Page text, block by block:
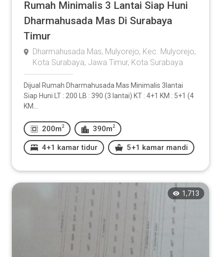
Rumah Minimalis 3 Lantai Siap Huni
Dharmahusada Mas Di Surabaya
Timur
Dharmahusada Mas, Mulyorejo, Kec. Mulyorejo,
Kota Surabaya, Jawa Timur, Kota Surabaya
Dijual Rumah Dharmahusada Mas Minimalis 3lantai
Siap Huni LT : 200 LB : 390 (3 lantai) KT : 4+1 KM : 5+1 (4
KM...
200m 2 390m 2
4+1 kamar tidur 5+1 kamar mandi
1,713